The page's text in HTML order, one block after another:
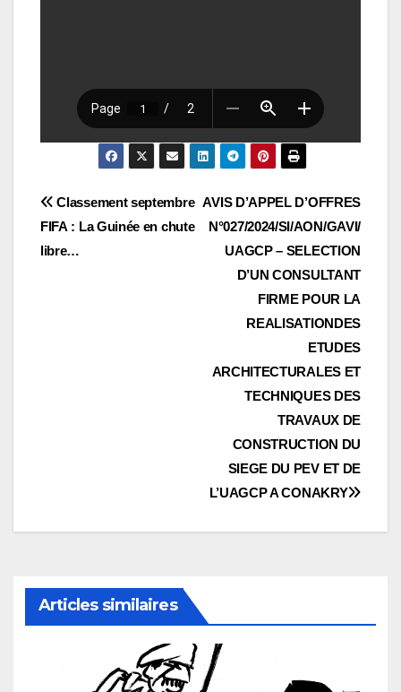
Navigation
de
AVIS D’APPEL D’OFFRES
N°027/2024/SI/AON/GAVI/
UAGCP – SELECTION
D’UN CONSULTANT
FIRME POUR LA
REALISATIONDES
ETUDES
ARCHITECTURALES ET
TECHNIQUES DES
TRAVAUX DE
CONSTRUCTION DU
SIEGE DU PEV ET DE
L’UAGCP A CONAKRY
Classement septembre
FIFA : La Guinée en chute
libre…
Articles similaires